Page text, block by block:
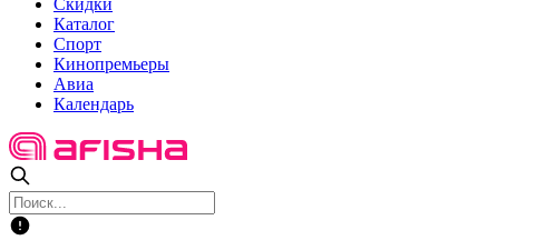
Скидки
Каталог
Спорт
Кинопремьеры
Авиа
Календарь